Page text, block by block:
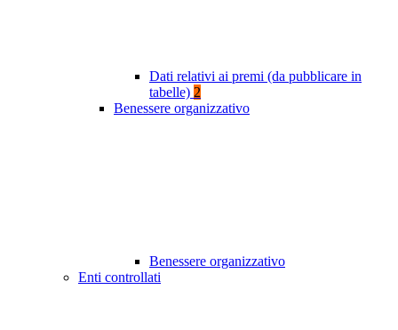
Dati relativi ai premi (da pubblicare in
tabelle) 2
Benessere organizzativo
Benessere organizzativo
Enti controllati